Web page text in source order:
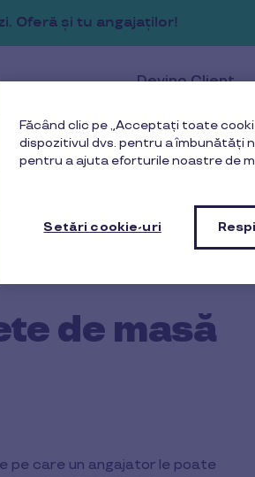
Devino Client
Ce sunt cardurile de tichete de
de masă
pe care un angajator le poate
Oferă și tu angajaților!
Făcând clic pe „Acceptați toate
dispozitivul dvs. pentru a îmbunătăți
pentru a ajuta eforturile noastre de
Setări cookie-uri